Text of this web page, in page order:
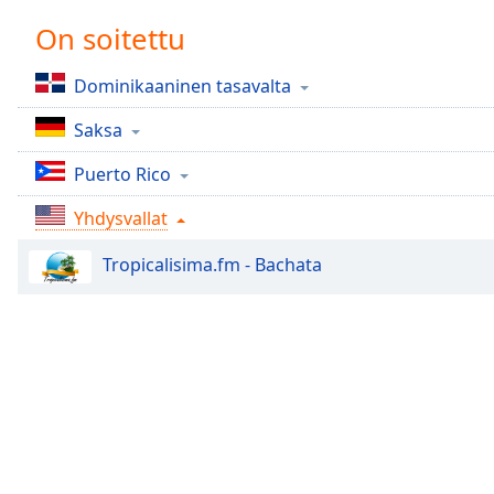
Chapters
Descriptions
descriptions
off,
selected
Subtitles
subtitles
settings
On soitettu
Dominikaaninen tasavalta
Saksa
Puerto Rico
Yhdysvallat
Tropicalisima.fm - Bachata